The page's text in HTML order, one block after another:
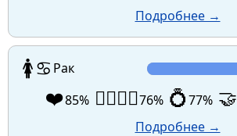
Подробнее →
🚺♋ Рак
❤️85% 👩‍❤️‍💋‍👨76% 💍77% 🤝
Подробнее →